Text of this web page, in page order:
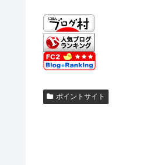
ポイントサイト